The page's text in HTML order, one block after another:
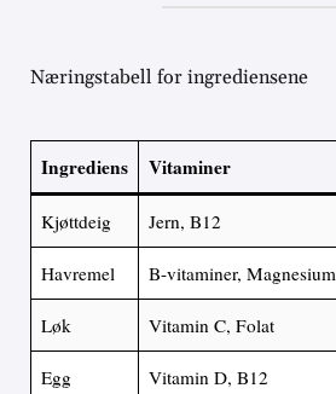
Næringstabell for ingrediensene
Ingrediens Vitaminer
Kjøttdeig Jern, B12
Havremel B-vitaminer, Magnesium
Løk Vitamin C, Folat
Egg Vitamin D, B12